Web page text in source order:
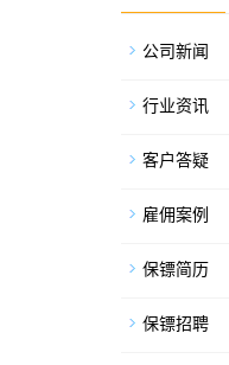
公司新闻
行业资讯
客户答疑
雇佣案例
保镖简历
保镖招聘